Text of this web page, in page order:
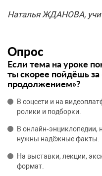
Наталья ЖДАНОВА,
Опрос
Если тема на уроке
ты скорее пойдёшь
продолжением»?
В соцсети и на
ролики и подборки.
В
нужны надёжные факты.
На выставки, лекции,
формат.